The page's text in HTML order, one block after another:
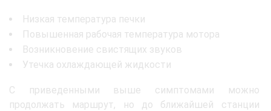
Низкая температура печки
Повышенная рабочая температура мотора
Возникновение свистящих звуков
Утечка охлаждающей жидкости
С приведенными выше симптомами можно
продолжать маршрут, но до ближайшей станции